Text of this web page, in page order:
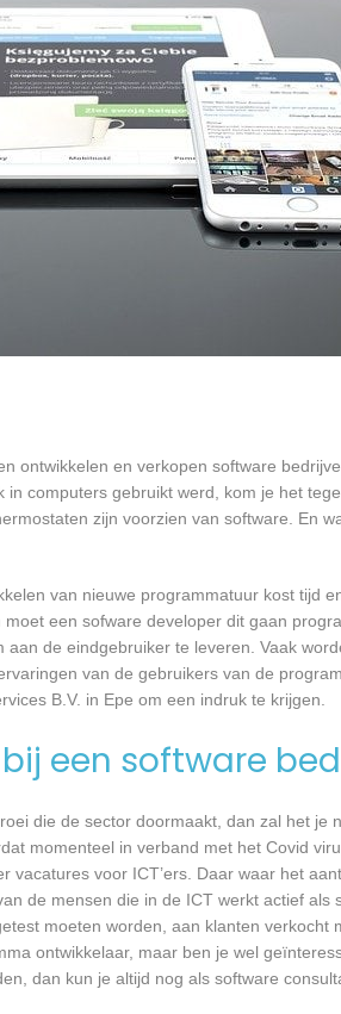
ontwikkelen en verkopen software
computers gebruikt werd, kom je het
zijn voorzien van software. En
van nieuwe programmatuur kost tijd
moet een sofware developer dit gaan
de eindgebruiker te leveren. Vaak
van de gebruikers van de
B.V. in Epe om een indruk te krijgen.
een software
die de sector doormaakt, dan zal het je
momenteel in verband met het Covid
voor ICT’ers. Daar waar het
de mensen die in de ICT werkt actief als
moeten worden, aan klanten verkocht
ontwikkelaar, maar ben je wel
dan kun je altijd nog als software